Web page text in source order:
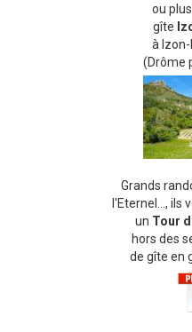
ou
gîte
à
(Drôme
Grands
l'Eternel..., ils
un Tour
hors des
de gîte en